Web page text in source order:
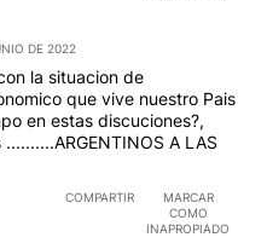
DE 2022
la situacion de
que vive nuestro Pais
en estas discuciones?,
A LAS
COMPARTIR
MARCAR
COMO
INAPROPIADO